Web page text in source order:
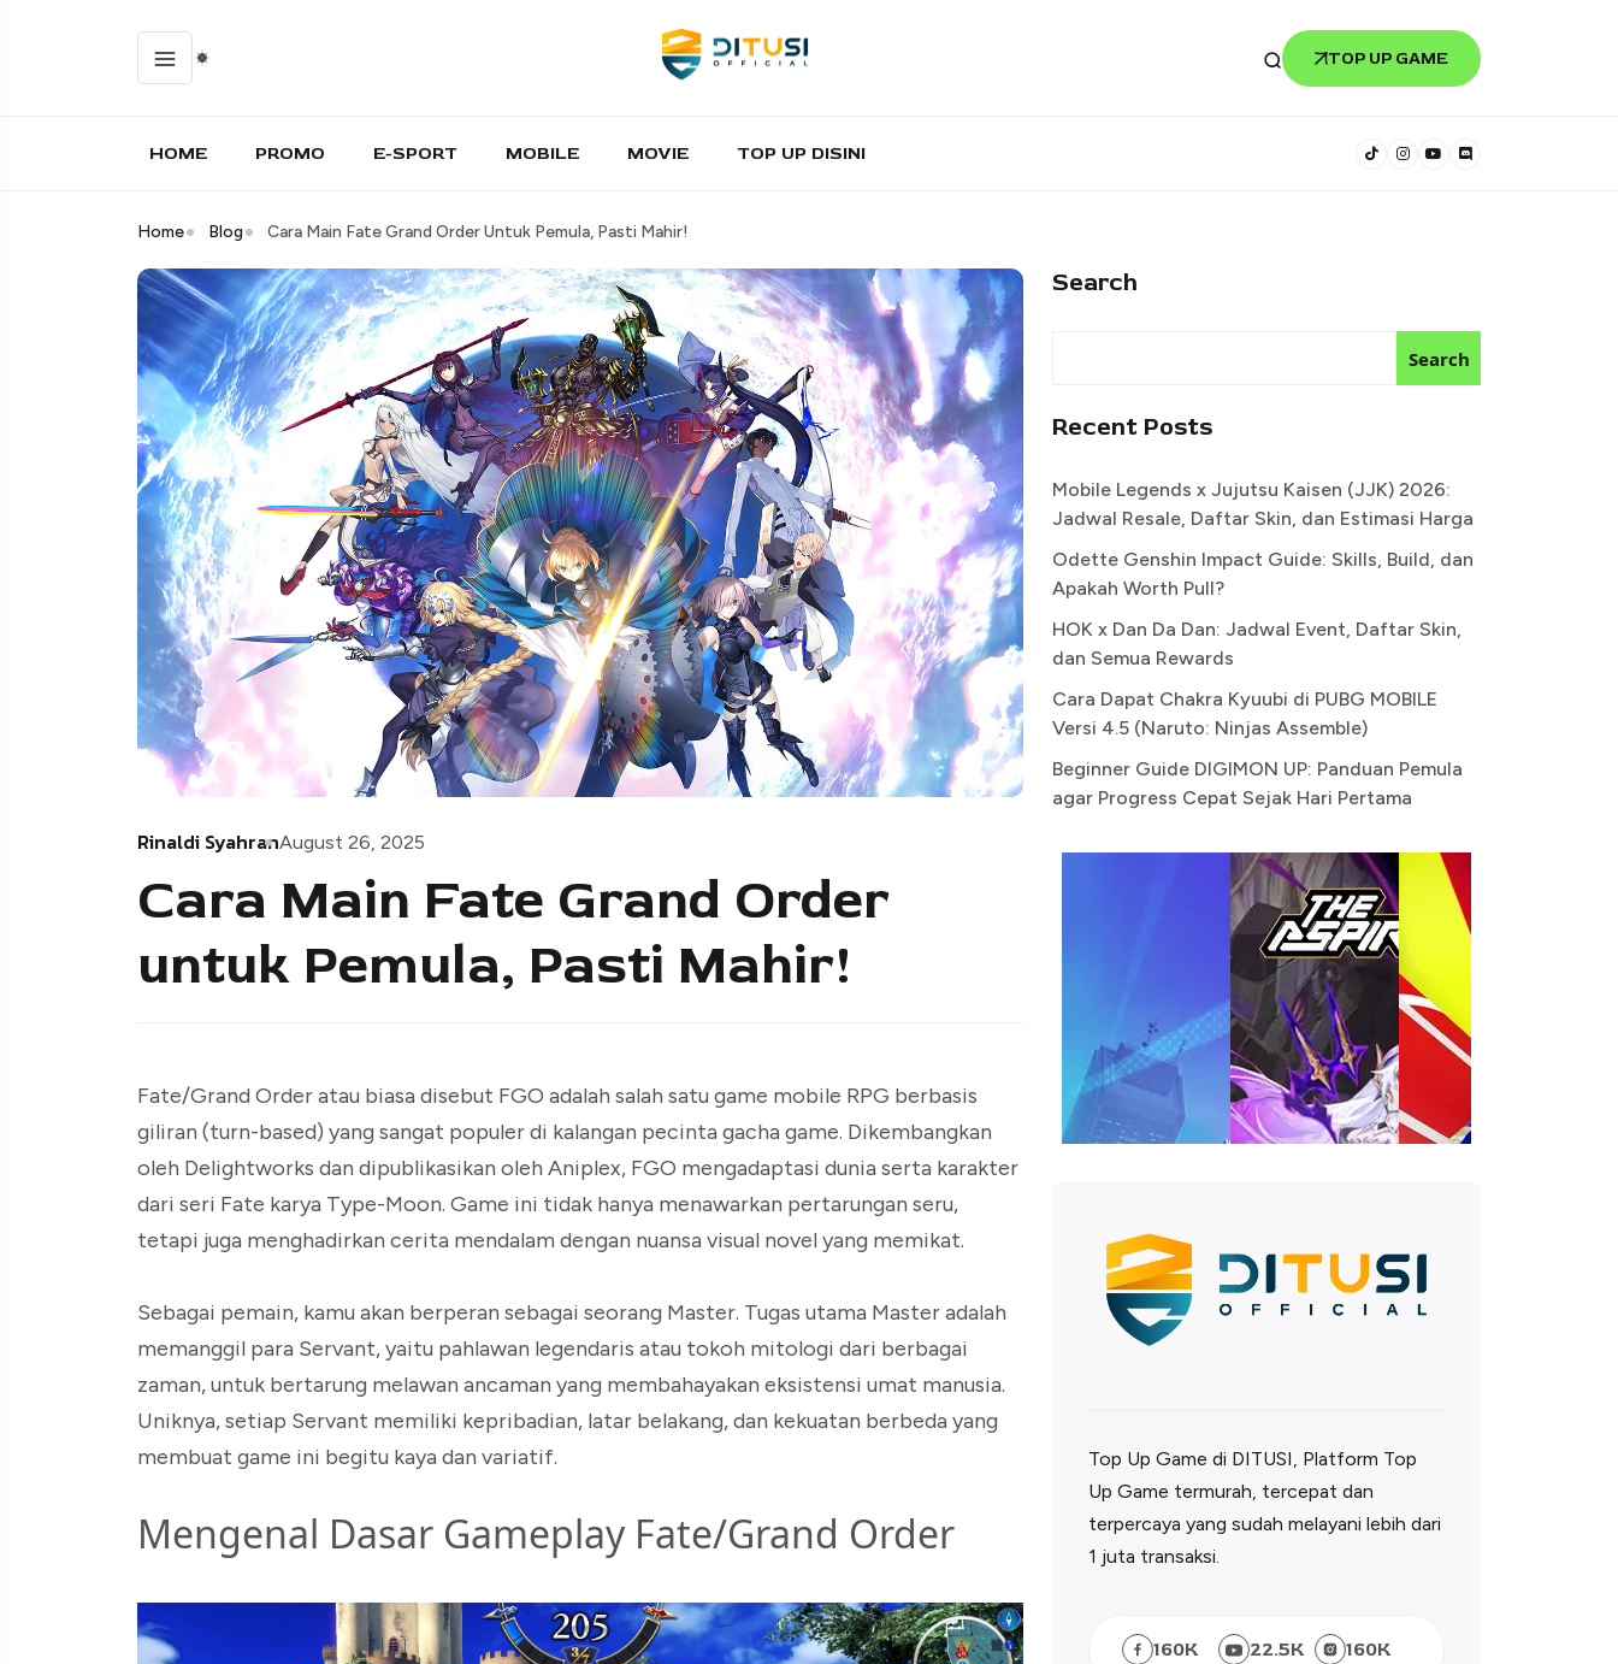
TOP UP GAME
HOME PROMO E-SPORT MOBILE MOVIE TOP UP DISINI
Home Blog Cara Main Fate Grand Order Untuk Pemula, Pasti Mahir!
Rinaldi SyahranAugust 26, 2025
Cara Main Fate Grand Order
untuk Pemula, Pasti Mahir!
Fate/Grand Order atau biasa disebut FGO adalah salah satu game mobile RPG berbasis
giliran (turn-based) yang sangat populer di kalangan pecinta gacha game. Dikembangkan
oleh Delightworks dan dipublikasikan oleh Aniplex, FGO mengadaptasi dunia serta karakter
dari seri Fate karya Type-Moon. Game ini tidak hanya menawarkan pertarungan seru,
tetapi juga menghadirkan cerita mendalam dengan nuansa visual novel yang memikat.
Sebagai pemain, kamu akan berperan sebagai seorang Master. Tugas utama Master adalah
memanggil para Servant, yaitu pahlawan legendaris atau tokoh mitologi dari berbagai
zaman, untuk bertarung melawan ancaman yang membahayakan eksistensi umat manusia.
Uniknya, setiap Servant memiliki kepribadian, latar belakang, dan kekuatan berbeda yang
membuat game ini begitu kaya dan variatif.
Mengenal Dasar Gameplay Fate/Grand Order
Search
Search
Recent Posts
Mobile Legends x Jujutsu Kaisen (JJK) 2026:
Jadwal Resale, Daftar Skin, dan Estimasi Harga
Odette Genshin Impact Guide: Skills, Build, dan
Apakah Worth Pull?
HOK x Dan Da Dan: Jadwal Event, Daftar Skin,
dan Semua Rewards
Cara Dapat Chakra Kyuubi di PUBG MOBILE
Versi 4.5 (Naruto: Ninjas Assemble)
Beginner Guide DIGIMON UP: Panduan Pemula
agar Progress Cepat Sejak Hari Pertama
Top Up Game di DITUSI, Platform Top
Up Game termurah, tercepat dan
terpercaya yang sudah melayani lebih dari
1 juta transaksi.
160K 22.5K 160K